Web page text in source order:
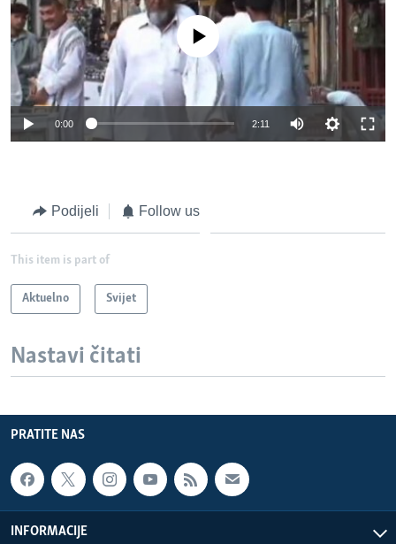
No media source currently available
0:00 2:11
Podijeli Follow us
This item is part of
Aktuelno Svijet
Nastavi čitati
PRATITE NAS
INFORMACIJE